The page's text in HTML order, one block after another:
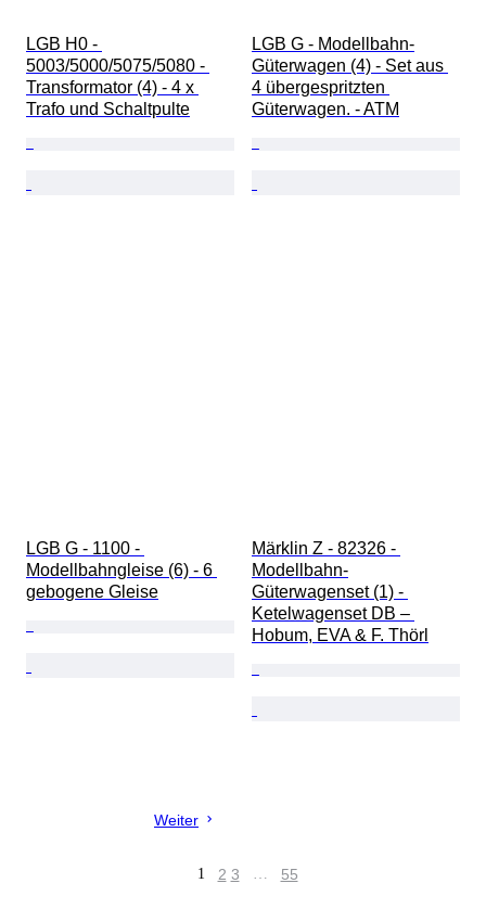
LGB H0 -
5003/5000/5075/5080 -
Transformator (4) - 4 x
Trafo und Schaltpulte
LGB G - Modellbahn-
Güterwagen (4) - Set aus
4 übergespritzten
Güterwagen. - ATM
LGB G - 1100 -
Modellbahngleise (6) - 6
gebogene Gleise
Märklin Z - 82326 -
Modellbahn-
Güterwagenset (1) -
Ketelwagenset DB –
Hobum, EVA & F. Thörl
Weiter
1 2 3 … 55